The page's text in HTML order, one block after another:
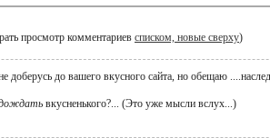
просмотр комментариев списком, новые сверху)
доберусь до вашего вкусного сайта, но обещаю
вкусненького?... (Это уже мысли вслух...)